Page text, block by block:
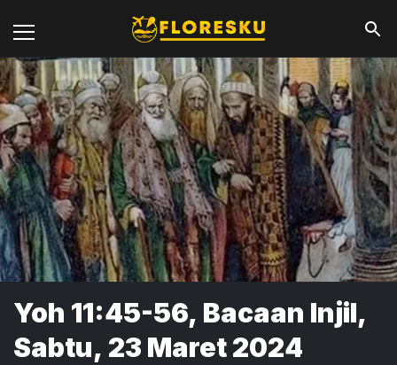
Yoh 11:45-56, Bacaan Injil,
Sabtu, 23 Maret 2024